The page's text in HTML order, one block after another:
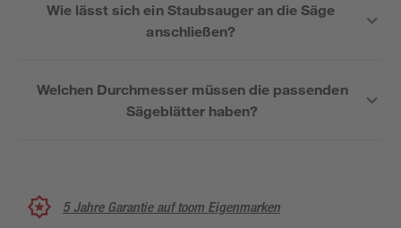
Wie lässt sich ein Staubsauger an die Säge
anschließen?
Welchen Durchmesser müssen die passenden
Sägeblätter haben?
5 Jahre Garantie auf toom Eigenmarken